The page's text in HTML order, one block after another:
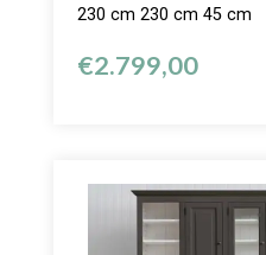
230 cm 230 cm 45 cm
€2.799,00